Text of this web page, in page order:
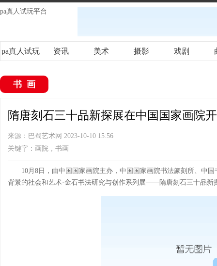
pa真人试玩平台
pa真人试玩 资讯 美术 摄影 戏剧
书画
隋唐刻石三十品新探展在中国国家画院
来源：巴蜀艺术网 2023-10-10 15:56
关键字：画院，书画
10月8日，由中国国家画院主办，中国国家画院书法篆刻所、中
背景的社会和艺术·金石书法研究与创作系列展——隋唐刻石三十品新